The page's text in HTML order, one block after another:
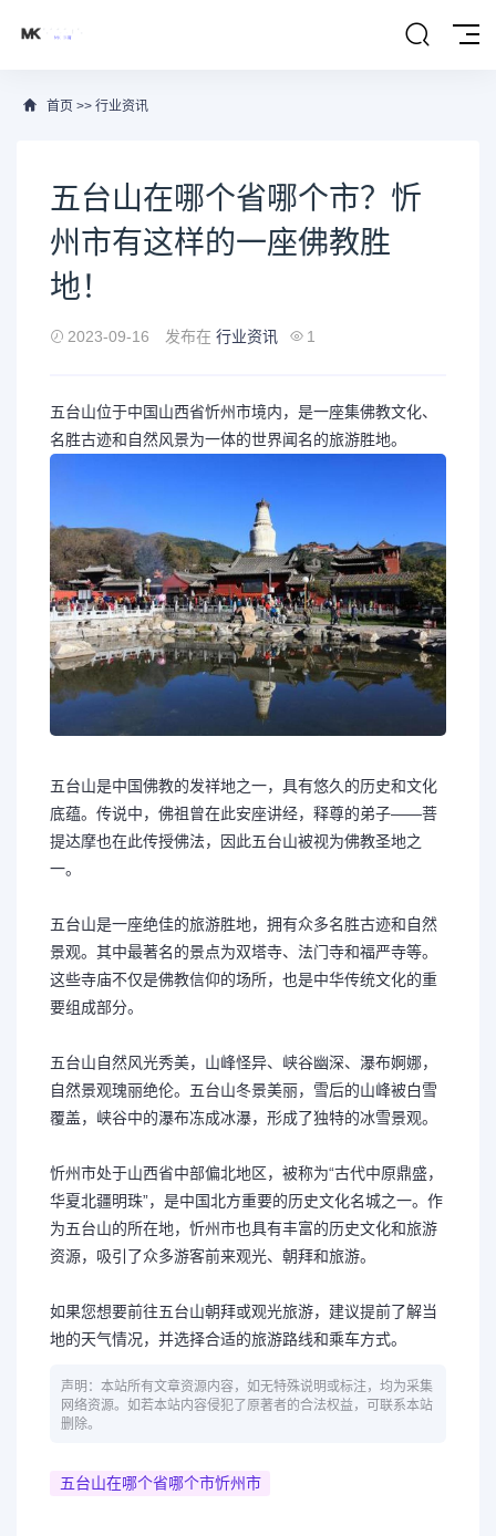
首页 >> 行业资讯
五台山在哪个省哪个市？忻
州市有这样的一座佛教胜
地！
2023-09-16 发布在 行业资讯 1
五台山位于中国山西省忻州市境内，是一座集佛教文化、
名胜古迹和自然风景为一体的世界闻名的旅游胜地。
五台山是中国佛教的发祥地之一，具有悠久的历史和文化
底蕴。传说中，佛祖曾在此安座讲经，释尊的弟子——菩
提达摩也在此传授佛法，因此五台山被视为佛教圣地之
一。
五台山是一座绝佳的旅游胜地，拥有众多名胜古迹和自然
景观。其中最著名的景点为双塔寺、法门寺和福严寺等。
这些寺庙不仅是佛教信仰的场所，也是中华传统文化的重
要组成部分。
五台山自然风光秀美，山峰怪异、峡谷幽深、瀑布婀娜，
自然景观瑰丽绝伦。五台山冬景美丽，雪后的山峰被白雪
覆盖，峡谷中的瀑布冻成冰瀑，形成了独特的冰雪景观。
忻州市处于山西省中部偏北地区，被称为“古代中原鼎盛，
华夏北疆明珠”，是中国北方重要的历史文化名城之一。作
为五台山的所在地，忻州市也具有丰富的历史文化和旅游
资源，吸引了众多游客前来观光、朝拜和旅游。
如果您想要前往五台山朝拜或观光旅游，建议提前了解当
地的天气情况，并选择合适的旅游路线和乘车方式。
声明：本站所有文章资源内容，如无特殊说明或标注，均为采集
网络资源。如若本站内容侵犯了原著者的合法权益，可联系本站
删除。
五台山在哪个省哪个市忻州市